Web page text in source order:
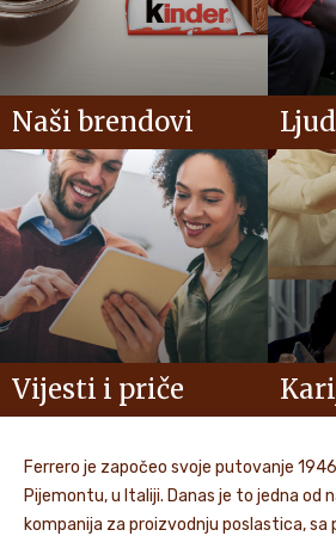
Naši brendovi
Vijesti i priče
Ferrero je započeo svoje putovanje
Pijemontu, u Italiji. Danas je to jedna od
kompanija za proizvodnju poslastica, sa